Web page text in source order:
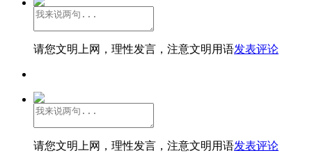
请您文明上网，理性发言，注意文明用语发表评论
请您文明上网，理性发言，注意文明用语发表评论